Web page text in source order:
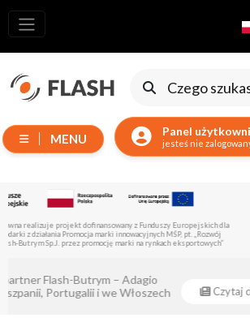
MENU Panel
jesteś nie
Wszystkie
produkty
Ruchome
Wytwornice
Oświetlenie
Lasery
Flash-Butrym Spółka Jawna realizuje projekt dofinansowany z
Regionalnego z poddziałania 1.1.
Eventsklep - oficjalnym dystrybutorem
Flash-Butrym !